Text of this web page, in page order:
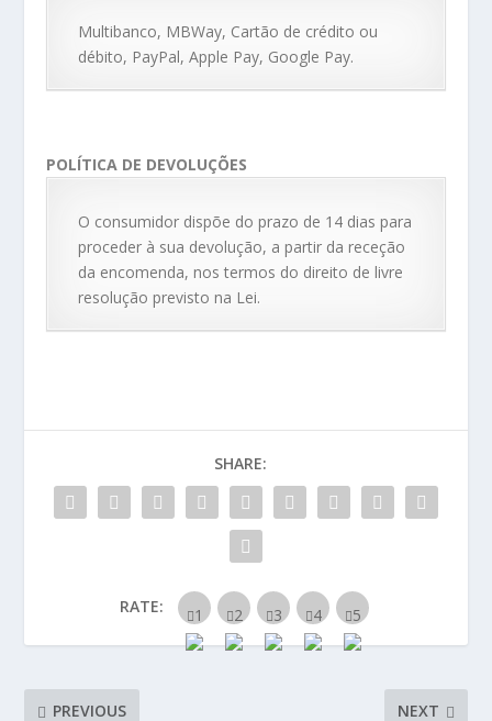
Multibanco, MBWay, Cartão de crédito ou
débito, PayPal, Apple Pay, Google Pay.
POLÍTICA DE DEVOLUÇÕES
O consumidor dispõe do prazo de 14 dias para
proceder à sua devolução, a partir da receção
da encomenda, nos termos do direito de livre
resolução previsto na Lei.
SHARE:
RATE:
PREVIOUS NEXT